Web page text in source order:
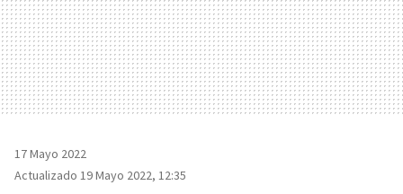
17 Mayo 2022
Actualizado 19 Mayo 2022, 12:35